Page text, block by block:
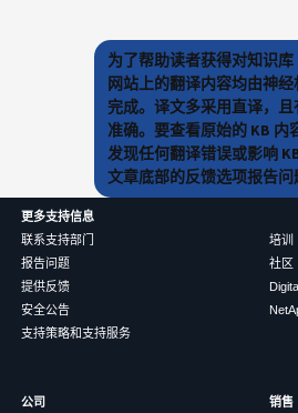
为了帮助读者获得对知识
网站上的翻译内容均由神
完成。译文多采用直译，
准确。要查看原始的 KB
发现任何翻译错误或影响
文章底部的反馈选项报告问
更多支持信息
联系支持部门
报告问题
提供反馈
安全公告
支持策略和支持服务
培训
社区
公司
销售